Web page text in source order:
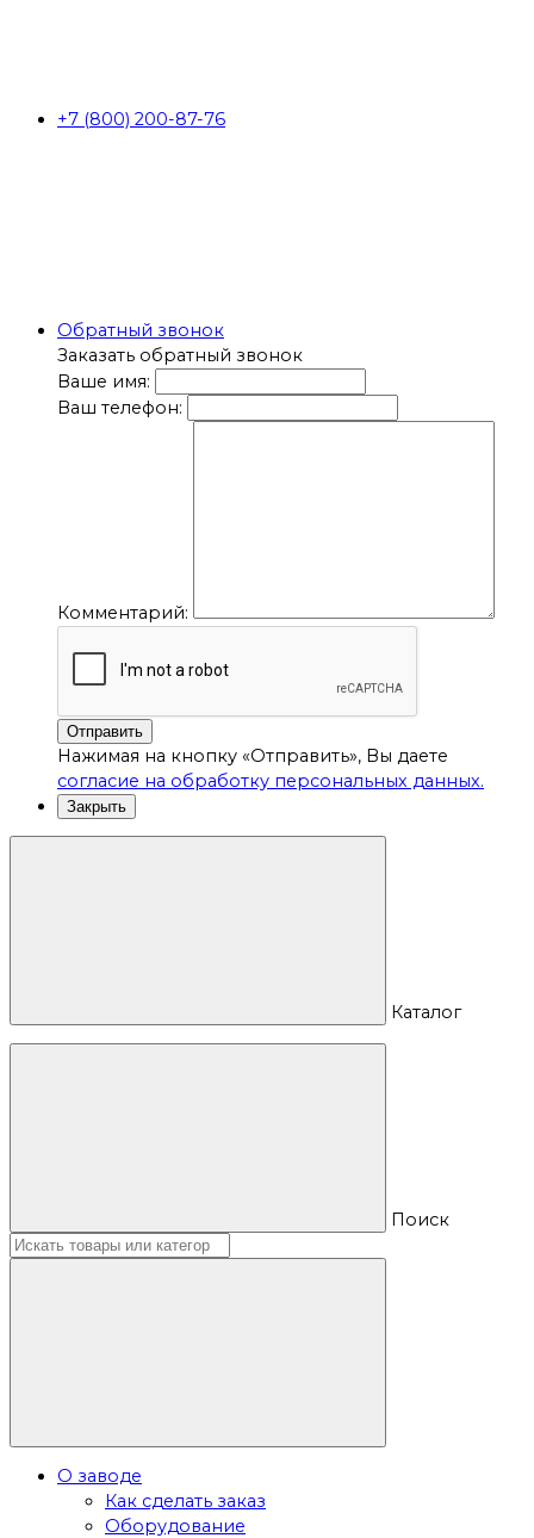
+7 (800) 200-87-76
Обратный звонок
Заказать обратный звонок
Ваше имя:
Ваш телефон:
Комментарий:
Отправить
Нажимая на кнопку «Отправить», Вы даете
согласие на обработку персональных данных.
Закрыть
Каталог
Поиск
О заводе
Как сделать заказ
Оборудование